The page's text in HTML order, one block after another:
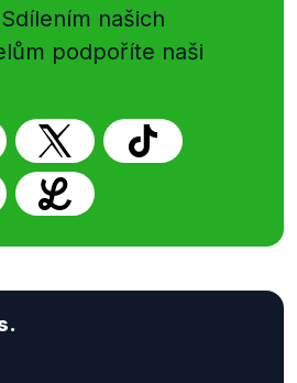
našich
podpoříte naši